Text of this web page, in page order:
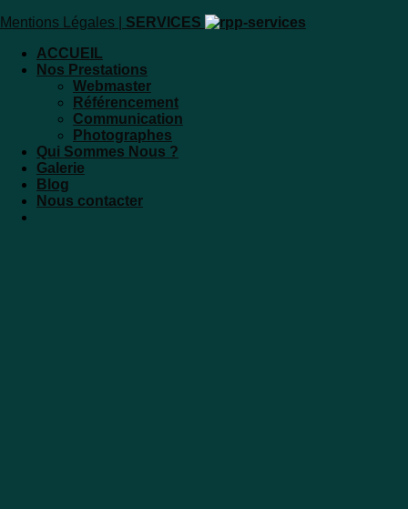
Mentions Légales
SERVICES
ACCUEIL
Nos Prestations
Webmaster
Référencement
Communication
Photographes
Qui Sommes Nous ?
Galerie
Blog
Nous contacter